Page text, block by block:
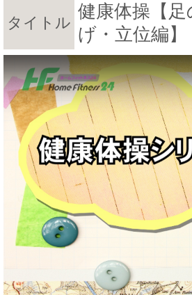
タイトル
健康体操【
げ・立位編】